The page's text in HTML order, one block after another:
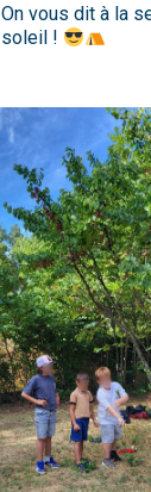
On vous dit à la
soleil !